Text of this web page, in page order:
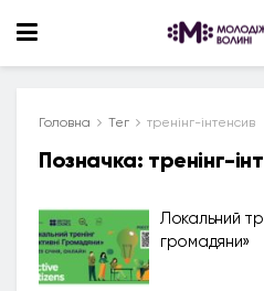
Головна Тег тренінг-інтенсив
Позначка: тренінг-
Локальний
громадяни»